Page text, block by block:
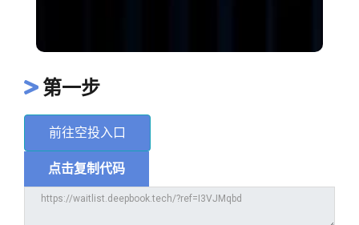
第一步
前往空投入口
点击复制代码